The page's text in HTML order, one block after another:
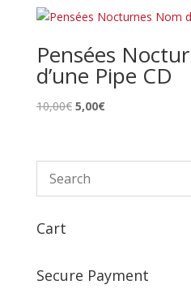
Pensées
d’une Pipe CD
10,00€ Le
était :
10,00€.
5,00€Le
est :
Cart
Secure Payment